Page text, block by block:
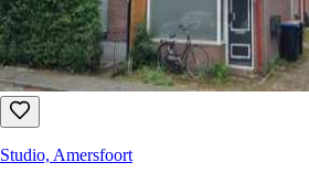
Studio, Amersfoort